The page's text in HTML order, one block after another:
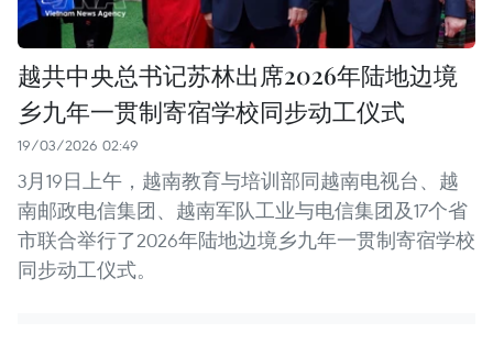
越共中央总书记苏林出席2026年陆地边境
乡九年一贯制寄宿学校同步动工仪式
19/03/2026 02:49
3月19日上午，越南教育与培训部同越南电视台、越
南邮政电信集团、越南军队工业与电信集团及17个省
市联合举行了2026年陆地边境乡九年一贯制寄宿学校
同步动工仪式。